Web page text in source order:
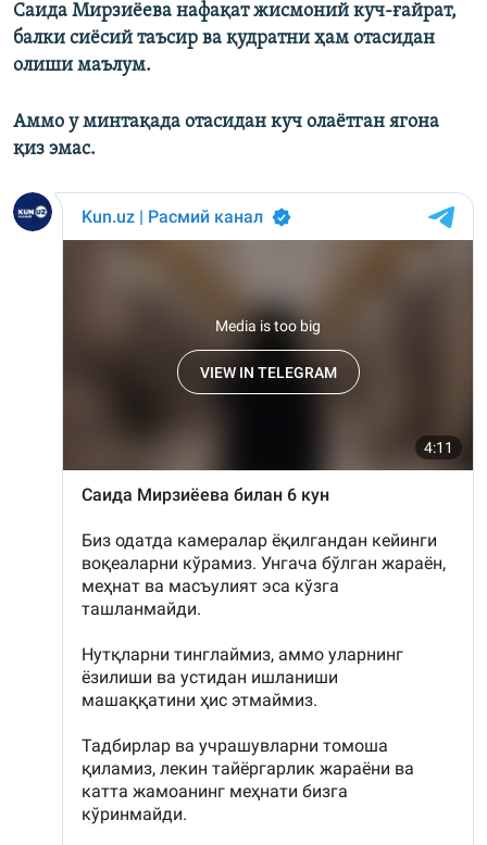
Саида Мирзиёева нафақат жисмоний куч-ғайрат,
балки сиёсий таъсир ва қудратни ҳам отасидан
олиши маълум.
Аммо у минтақада отасидан куч олаётган ягона
қиз эмас.